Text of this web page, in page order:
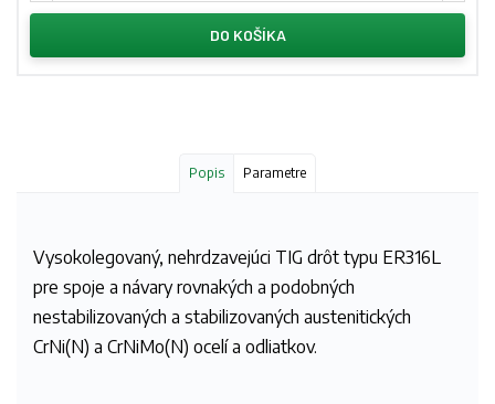
DO KOŠÍKA
Popis Parametre
Vysokolegovaný, nehrdzavejúci TIG drôt typu ER316L
pre spoje a návary rovnakých a podobných
nestabilizovaných a stabilizovaných austenitických
CrNi(N) a CrNiMo(N) ocelí a odliatkov.